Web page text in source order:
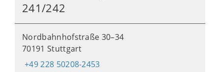
241/242
Nordbahnhofstraße 30–34
70191 Stuttgart
+49 228 50208-2453